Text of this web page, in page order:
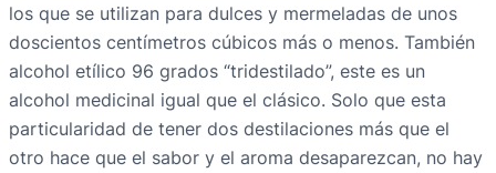
los que se utilizan para dulces y mermeladas de unos
doscientos centímetros cúbicos más o menos. También
alcohol etílico 96 grados “tridestilado”, este es un
alcohol medicinal igual que el clásico. Solo que esta
particularidad de tener dos destilaciones más que el
otro hace que el sabor y el aroma desaparezcan, no hay